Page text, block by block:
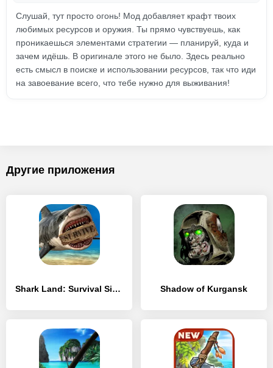
Слушай, тут просто огонь! Мод добавляет крафт твоих
любимых ресурсов и оружия. Ты прямо чувствуешь, как
проникаешься элементами стратегии — планируй, куда и
зачем идёшь. В оригинале этого не было. Здесь реально
есть смысл в поиске и использовании ресурсов, так что иди
на завоевание всего, что тебе нужно для выживания!
Другие приложения
Shark Land: Survival Simulator Shadow of Kurgansk